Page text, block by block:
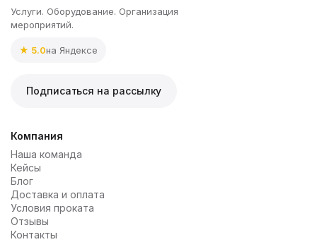
Услуги. Оборудование. Организация
мероприятий.
★ 5.0на Яндексе
Подписаться на рассылку
Компания
Наша команда
Кейсы
Блог
Доставка и оплата
Условия проката
Отзывы
Контакты